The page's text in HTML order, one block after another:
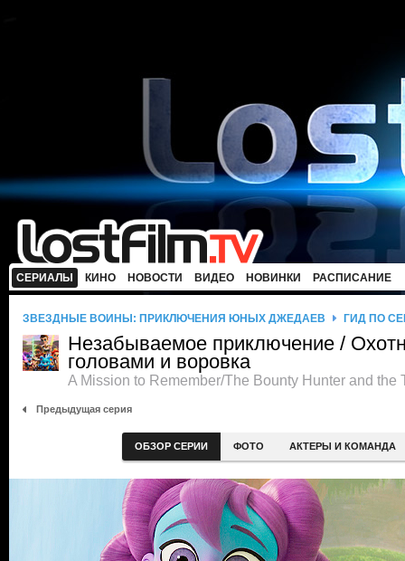
СЕРИАЛЫ КИНО НОВОСТИ ВИДЕО НОВИНКИ РАСПИСАНИЕ
ЗВЕЗДНЫЕ ВОЙНЫ: ПРИКЛЮЧЕНИЯ ЮНЫХ ДЖЕДАЕВ ГИД ПО
Незабываемое приключение /
головами и воровка
A Mission to Remember/The Bounty Hunter and the
Предыдущая серия
ОБЗОР СЕРИИ ФОТО АКТЕРЫ И КОМАНДА